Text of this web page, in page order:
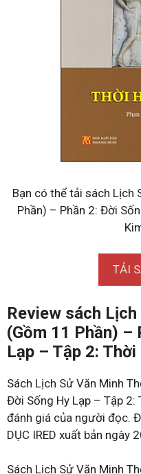
Bạn có thể tải sách Lịch
Phần) – Phần 2: Đời
TẢI
Review sách
(Gồm 11 Phần) –
Lạp – Tập 2:
Sách Lịch Sử Văn Minh
Đời Sống Hy Lạp – Tập
đánh giá của người đọc.
DỤC IRED xuất bản ngày
Sách Lịch Sử Văn Minh